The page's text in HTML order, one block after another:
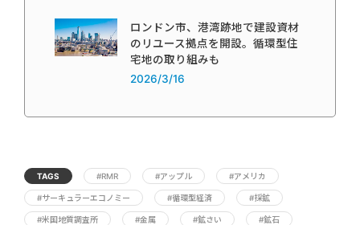
ロンドン市、港湾跡地で建設資材
のリユース拠点を開設。循環型住
宅地の取り組みも
2026/3/16
TAGS #RMR #アップル #アメリカ
#サーキュラーエコノミー #循環型経済 #採鉱
#米国地質調査所 #金属 #鉱さい #鉱石